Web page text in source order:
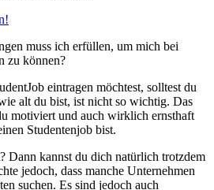
muss ich erfüllen, um mich bei
zu können?
eintragen möchtest, solltest du
alt du bist, ist nicht so wichtig. Das
motiviert und auch wirklich ernsthaft
Studentenjob bist.
Dann kannst du dich natürlich trotzdem
jedoch, dass manche Unternehmen
suchen. Es sind jedoch auch